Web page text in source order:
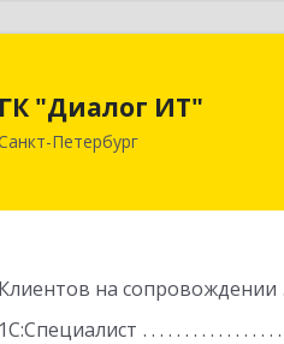
ГК "Диалог ИТ"
Петербург
Клиентов на сопровождении
1С:Специалист
194100, Санкт-Петербург г,
Сампсониевский пр-кт,